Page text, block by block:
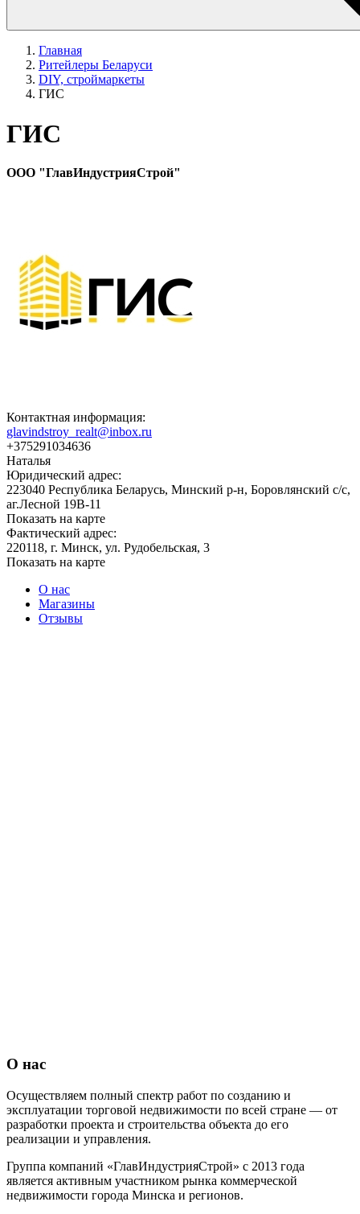
Главная
Ритейлеры Беларуси
DIY, строймаркеты
ГИС
ГИС
ООО "ГлавИндустрияСтрой"
Контактная информация:
glavindstroy_realt@inbox.ru
+375291034636
Наталья
Юридический адрес:
223040 Республика Беларусь, Минский р-н, Боровлянский с/с,
аг.Лесной 19В-11
Показать на карте
Фактический адрес:
220118, г. Минск, ул. Рудобельская, 3
Показать на карте
О нас
Магазины
Отзывы
О нас
Осуществляем полный спектр работ по созданию и
эксплуатации торговой недвижимости по всей стране — от
разработки проекта и строительства объекта до его
реализации и управления.
Группа компаний «ГлавИндустрияСтрой» с 2013 года
является активным участником рынка коммерческой
недвижимости города Минска и регионов.